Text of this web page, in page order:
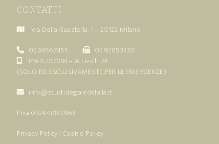
CONTATTI
Via Della Guastalla, 1 – 20122 Milano
02.36567455
02.92853330
349 8707091 – Attivo h 24
(SOLO ED ESCLUSIVAMENTE PER LE EMERGENZE)
info@studiolegaledelalla.it
P.iva 03244880963
Privacy Policy | Cookie Policy